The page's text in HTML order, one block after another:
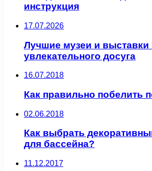
инструкция
17.07.2026
Лучшие музеи и
увлекательного досуга
16.07.2018
Как правильно побелить
02.06.2018
Как выбрать
для бассейна?
11.12.2017